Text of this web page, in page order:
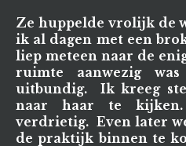
Ze huppelde vrolijk de
ik al dagen met een
liep meteen naar de
ruimte aanwezig
uitbundig. Ik kreeg
naar haar te
verdrietig. Even later
de praktijk binnen te